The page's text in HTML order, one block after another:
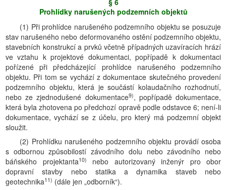
§ 6
Prohlídky narušených podzemních objektů
(1) Při prohlídce narušeného podzemního objektu se posuzuje
stav narušeného nebo deformovaného ostění podzemního objektu,
stavebních konstrukcí a prvků včetně případných uzavíracích hrází
ve vztahu k projektové dokumentaci, popřípadě k dokumentaci
pořízené při předcházející prohlídce narušeného podzemního
objektu. Při tom se vychází z dokumentace skutečného provedení
podzemního objektu, která je součástí kolaudačního rozhodnutí,
nebo ze zjednodušené dokumentace9), popřípadě dokumentace,
která byla zhotovena po předchozí opravě podle odstavce 6; není-li
dokumentace, vychází se z účelu, pro který má podzemní objekt
sloužit.
(2) Prohlídku narušeného podzemního objektu provádí osoba
s odbornou způsobilostí závodního dolu nebo závodního nebo
báňského projektanta10)
nebo autorizovaný inženýr pro obor
dopravní stavby nebo statika a dynamika staveb nebo
geotechnika11) (dále jen „odborník“).